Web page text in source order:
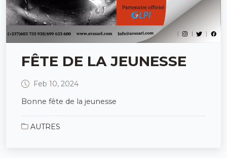
FÊTE DE LA JEUNESSE
Feb 10, 2024
Bonne fête de la jeunesse
AUTRES